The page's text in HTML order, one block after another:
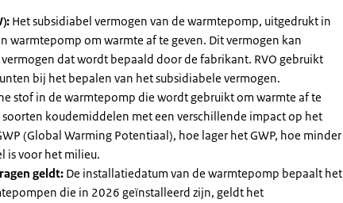
Het subsidiabel vermogen van de warmtepomp, uitgedrukt in
warmtepomp om warmte af te geven. Dit vermogen kan
dat wordt bepaald door de fabrikant. RVO gebruikt
bij het bepalen van het subsidiabele vermogen.
stof in de warmtepomp die wordt gebruikt om warmte af te
soorten koudemiddelen met een verschillende impact op het
(Global Warming Potentiaal), hoe lager het GWP, hoe minder
is voor het milieu.
geldt: De installatiedatum van de warmtepomp bepaalt het
die in 2026 geïnstalleerd zijn, geldt het